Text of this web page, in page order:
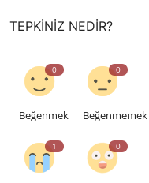
TEPKINIZ NEDIR?
0
Beğenmek
0
Beğenmemek
1 0